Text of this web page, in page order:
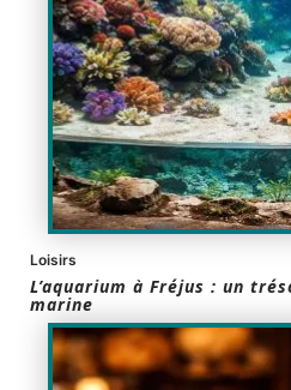
Loisirs
L’aquarium à Fréjus : un
marine